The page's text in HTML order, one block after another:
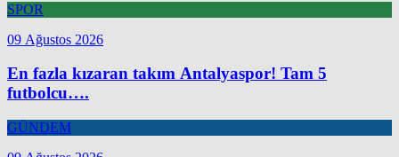
SPOR
09 Ağustos 2026
En fazla kızaran takım Antalyaspor! Tam 5
futbolcu….
GÜNDEM